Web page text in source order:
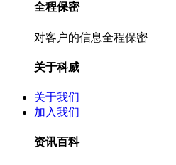
全程保密
对客户的信息全程保密
关于科威
关于我们
加入我们
资讯百科